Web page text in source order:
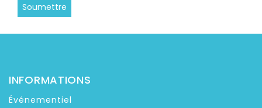
INFORMATIONS
Événementiel